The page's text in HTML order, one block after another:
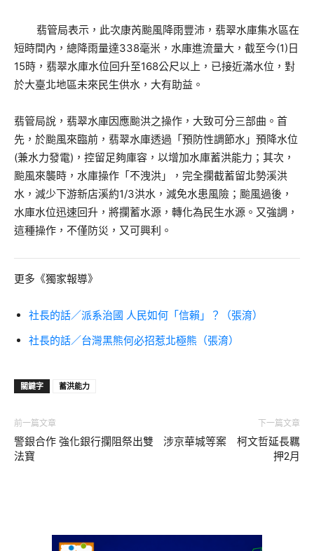
翡管局表示，此次康芮颱風降雨豐沛，翡翠水庫集水區在
短時間內，總降雨量達338毫米，水庫進流量大，截至今(1)日
15時，翡翠水庫水位回升至168公尺以上，已接近滿水位，對
於大臺北地區未來民生供水，大有助益。
翡管局說，翡翠水庫因應颱洪之操作，大致可分三部曲。首
先，於颱風來臨前，翡翠水庫透過「預防性調節水」預降水位
(兼水力發電)，控留足夠庫容，以增加水庫蓄洪能力；其次，
颱風來襲時，水庫操作「不洩洪」，完全攔截蓄留北勢溪洪
水，減少下游新店溪約1/3洪水，減免水患風險；颱風過後，
水庫水位迅速回升，將攔蓄水源，轉化為民生水源。又強調，
這種操作，不僅防災，又可興利。
更多《獨家報導》
社長的話／派系治國 人民如何「信賴」？（張淯）
社長的話／台灣黑熊何必招惹北極熊（張淯）
關鍵字 蓄洪能力
前一篇文章
警銀合作 強化銀行攔阻祭出雙
法寶
下一篇文章
涉京華城等案 柯文哲延長羈
押2月